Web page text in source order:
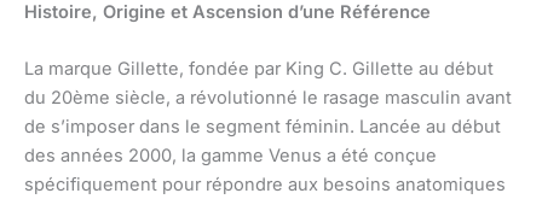
Histoire, Origine et Ascension d’une Référence
La marque Gillette, fondée par King C. Gillette au début
du 20ème siècle, a révolutionné le rasage masculin avant
de s’imposer dans le segment féminin. Lancée au début
des années 2000, la gamme Venus a été conçue
spécifiquement pour répondre aux besoins anatomiques